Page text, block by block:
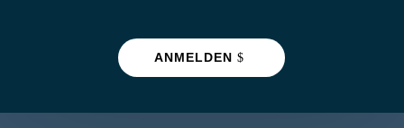
ANMELDEN